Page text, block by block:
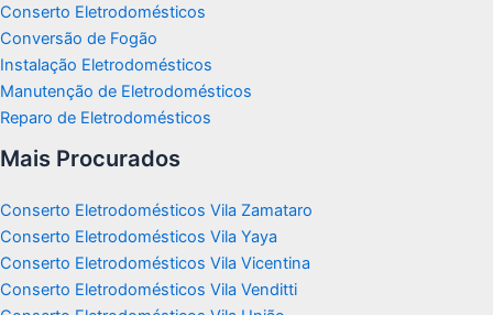
Conserto Eletrodomésticos
Conversão de Fogão
Instalação Eletrodomésticos
Manutenção de Eletrodomésticos
Reparo de Eletrodomésticos
Mais Procurados
Conserto Eletrodomésticos Vila Zamataro
Conserto Eletrodomésticos Vila Yaya
Conserto Eletrodomésticos Vila Vicentina
Conserto Eletrodomésticos Vila Venditti